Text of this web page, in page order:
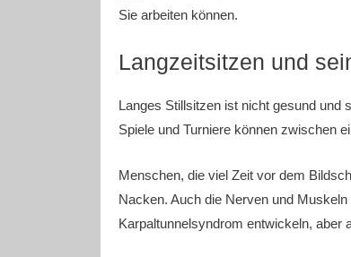
Sie arbeiten können.
Langzeitsitzen und
Langes Stillsitzen ist nicht gesund und
Spiele und Turniere können zwischen
Menschen, die viel Zeit vor dem
Nacken. Auch die Nerven und Muskeln
Karpaltunnelsyndrom entwickeln, aber